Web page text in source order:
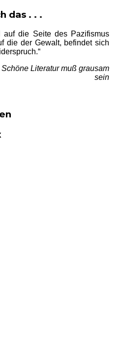
das . . .
auf die Seite des Pazifismus
die der Gewalt, befindet sich
Schöne Literatur muß grausam
sein